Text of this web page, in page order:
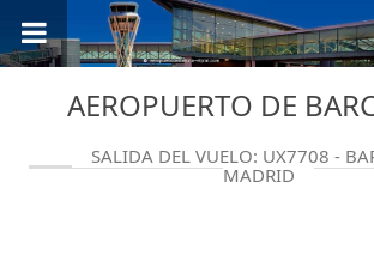
AEROPUERTO DE
SALIDA DEL VUELO: UX7708 -
MADRID